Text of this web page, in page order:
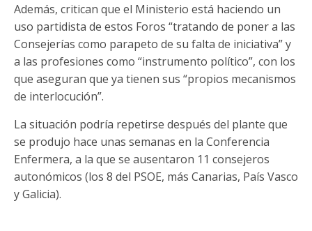
Además, critican que el Ministerio está haciendo un
uso partidista de estos Foros “tratando de poner a las
Consejerías como parapeto de su falta de iniciativa” y
a las profesiones como “instrumento político”, con los
que aseguran que ya tienen sus “propios mecanismos
de interlocución”.
La situación podría repetirse después del plante que
se produjo hace unas semanas en la Conferencia
Enfermera, a la que se ausentaron 11 consejeros
autonómicos (los 8 del PSOE, más Canarias, País Vasco
y Galicia).